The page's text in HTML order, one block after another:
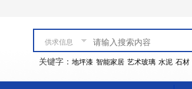
供求信息
关键字： 地坪漆 智能家居 艺术玻璃 水泥 石材